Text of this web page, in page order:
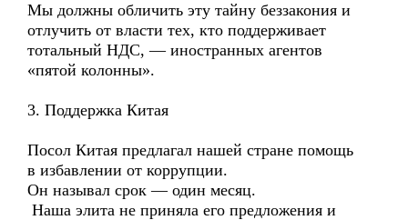
Мы должны обличить эту тайну беззакония и
отлучить от власти тех, кто поддерживает
тотальный НДС, — иностранных агентов
«пятой колонны».
3. Поддержка Китая
Посол Китая предлагал нашей стране помощь
в избавлении от коррупции.
Он называл срок — один месяц.
Наша элита не приняла его предложения и